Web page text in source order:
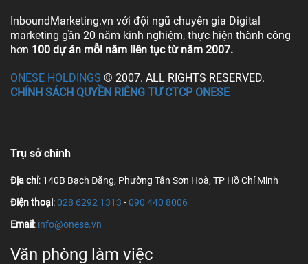
InboundMarketing.vn với đội ngũ chuyên gia Digital
marketing gần 20 năm kinh nghiệm, thực hiện thành công
hơn 100 dự án mỗi năm liên tục từ năm 2007.
ONESE HOLDINGS © 2007. ALL RIGHTS RESERVED.
CHÍNH SÁCH QUYỀN RIÊNG TƯ CTCP ONESE
Trụ sở chính
Địa chỉ: 140B Bạch Đằng, Phường Tân Sơn Hoà, TP Hồ Chí Minh
Điện thoại:028 6292 1313 -090 440 8006
Email : info@onese.vn
Văn phòng làm việc